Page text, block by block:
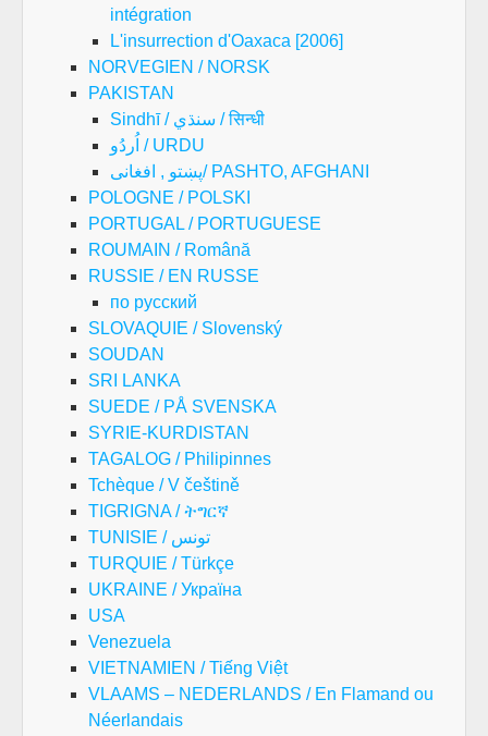
intégration
L'insurrection d'Oaxaca [2006]
NORVEGIEN / NORSK
PAKISTAN
Sindhī / سنڌي / सिन्धी
اُردُو / URDU
پښتو , افغانی/ PASHTO, AFGHANI
POLOGNE / POLSKI
PORTUGAL / PORTUGUESE
ROUMAIN / Română
RUSSIE / EN RUSSE
по русский
SLOVAQUIE / Slovenský
SOUDAN
SRI LANKA
SUEDE / PÅ SVENSKA
SYRIE-KURDISTAN
TAGALOG / Philipinnes
Tchèque / V češtině
TIGRIGNA / ትግርኛ
TUNISIE / تونس
TURQUIE / Türkçe
UKRAINE / Україна
USA
Venezuela
VIETNAMIEN / Tiếng Việt
VLAAMS – NEDERLANDS / En Flamand ou
Néerlandais